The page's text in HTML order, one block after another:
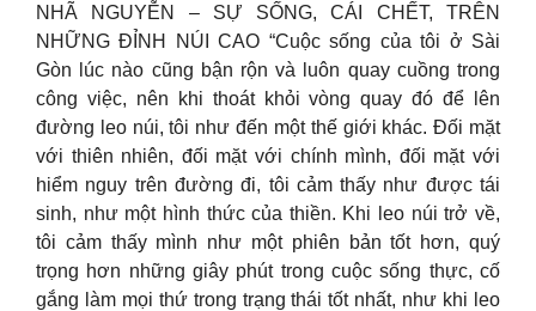
NHÃ NGUYỄN – SỰ SỐNG, CÁI CHẾT, TRÊN
NHỮNG ĐỈNH NÚI CAO “Cuộc sống của tôi ở Sài
Gòn lúc nào cũng bận rộn và luôn quay cuồng trong
công việc, nên khi thoát khỏi vòng quay đó để lên
đường leo núi, tôi như đến một thế giới khác. Đối mặt
với thiên nhiên, đối mặt với chính mình, đối mặt với
hiểm nguy trên đường đi, tôi cảm thấy như được tái
sinh, như một hình thức của thiền. Khi leo núi trở về,
tôi cảm thấy mình như một phiên bản tốt hơn, quý
trọng hơn những giây phút trong cuộc sống thực, cố
gắng làm mọi thứ trong trạng thái tốt nhất, như khi leo